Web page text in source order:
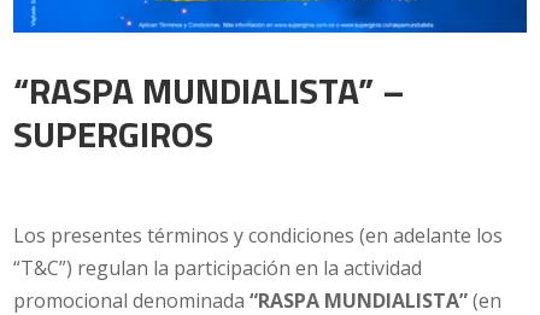
“RASPA MUNDIALISTA” –
SUPERGIROS
Los presentes términos y condiciones (en adelante los
“T&C”) regulan la participación en la actividad
promocional denominada“RASPA MUNDIALISTA”(en